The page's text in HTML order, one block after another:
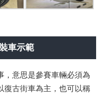
車示範
，意思是參賽車輛必須為
復古街車為主，也可以稱